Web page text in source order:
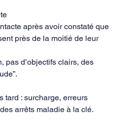
après avoir constaté que
près de la moitié de leur
pas d’objectifs clairs, des
tard : surcharge, erreurs
arrêts maladie à la clé.